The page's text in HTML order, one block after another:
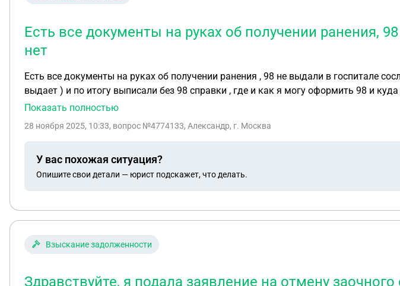
Есть все документы на руках об получении ранения,
нет
Есть все документы на руках об получении ранения , 98 не выдали в госпитале
выдает ) и по итогу выписали без 98 справки , где и как я могу оформить 98 и куда
Показать полностью
28 ноября 2025, 10:33, вопрос №4774133, Александр, г. Москва
У вас похожая ситуация?
Опишите свои детали — юрист подскажет, что делать.
Взыскание задолженности
Здравствуйте, я подала заявление на отмену